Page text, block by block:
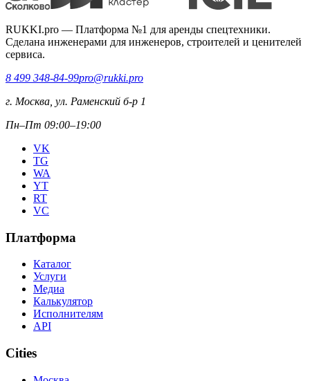
RUKKI.pro — Платформа №1 для аренды спецтехники.
Сделана инженерами для инженеров, строителей и ценителей
сервиса.
8 499 348-84-99pro@rukki.pro
г. Москва, ул. Раменский б-р 1
Пн–Пт 09:00–19:00
VK
TG
WA
YT
RT
VC
Платформа
Каталог
Услуги
Медиа
Калькулятор
Исполнителям
API
Cities